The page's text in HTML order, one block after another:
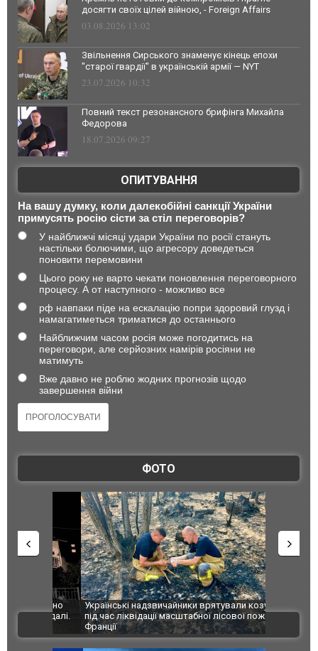
досягти своїх цілей війною, - Foreign Affairs
03.08.2026 13:02
Звільнення Сирського знаменує кінець епохи
"старої гвардії" в українській армії — NYT
23.07.2026 10:32
Повний текст резонансного брифінга Михайла
Федорова
18.07.2026 09:27
ОПИТУВАННЯ
На вашу думку, коли далекобійні санкції України
примусять росію сісти за стіл переговорів?
У найближчі місяці удари України по росії стануть
настільки болючими, що агресору доведеться
поновити перемовини
Цього року не варто чекати поновлення переговорного
процесу. А от наступного - можливо все
рф навпаки піде на ескалацію попри здоровий глузд і
намагатиметься триматися до останнього
Найближчим часом росія може погодитись на
переговори, але серйозних намірів росіяни не
матимуть
Вже давно не роблю жодних прогнозів щодо
завершення війни
ФОТО
Українські надзвичайники врятували козуленя
під час ліквідації масштабної лісової пожежі у
Франції
СБУ за
Болгарії
ВІДЕО